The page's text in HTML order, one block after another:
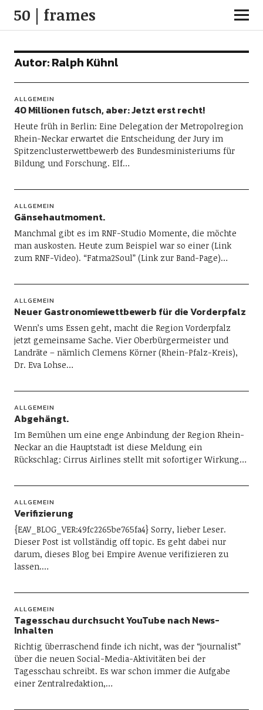
50 | frames
Autor:Ralph Kühnl
ALLGEMEIN
40 Millionen futsch, aber: Jetzt erst recht!
Heute früh in Berlin: Eine Delegation der Metropolregion
Rhein-Neckar erwartet die Entscheidung der Jury im
Spitzenclusterwettbewerb des Bundesministeriums für
Bildung und Forschung. Elf…
ALLGEMEIN
Gänsehautmoment.
Manchmal gibt es im RNF-Studio Momente, die möchte
man auskosten. Heute zum Beispiel war so einer (Link
zum RNF-Video). “Fatma2Soul” (Link zur Band-Page)…
ALLGEMEIN
Neuer Gastronomiewettbewerb für die Vorderpfalz
Wenn’s ums Essen geht, macht die Region Vorderpfalz
jetzt gemeinsame Sache. Vier Oberbürgermeister und
Landräte – nämlich Clemens Körner (Rhein-Pfalz-Kreis),
Dr. Eva Lohse…
ALLGEMEIN
Abgehängt.
Im Bemühen um eine enge Anbindung der Region Rhein-
Neckar an die Hauptstadt ist diese Meldung ein
Rückschlag: Cirrus Airlines stellt mit sofortiger Wirkung…
ALLGEMEIN
Verifizierung
{EAV_BLOG_VER:49fc2265be765fa4} Sorry, lieber Leser.
Dieser Post ist vollständig off topic. Es geht dabei nur
darum, dieses Blog bei Empire Avenue verifizieren zu
lassen.…
ALLGEMEIN
Tagesschau durchsucht YouTube nach News-
Inhalten
Richtig überraschend finde ich nicht, was der “journalist”
über die neuen Social-Media-Aktivitäten bei der
Tagesschau schreibt. Es war schon immer die Aufgabe
einer Zentralredaktion,…